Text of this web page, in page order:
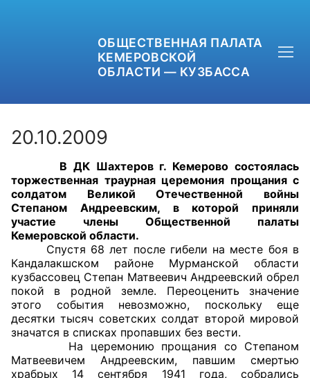
ОБЩЕСТВЕННАЯ ПАЛАТА
КЕМЕРОВСКОЙ
ОБЛАСТИ — КУЗБАССА
+7 (3842) 58-82-40
OPKO42@BK.RU
ОБРАТНАЯ СВЯЗЬ
Главная
Общественные советы
20.10.2009
В ДК Шахтеров г. Кемерово состоялась
торжественная траурная церемония прощания с
солдатом Великой Отечественной войны
Степаном Андреевским, в которой приняли
участие члены Общественной палаты
Кемеровской области.
Спустя 68 лет после гибели на месте боя в
Кандалакшском районе Мурманской области
кузбассовец Степан Матвеевич Андреевский обрел
покой в родной земле. Переоценить значение
этого события невозможно, поскольку еще
десятки тысяч советских солдат второй мировой
значатся в списках пропавших без вести.
На церемонию прощания со Степаном
Матвеевичем Андреевским, павшим смертью
храбрых 14 сентября 1941 года, собрались